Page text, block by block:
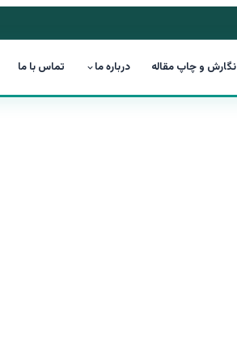
نگارش و چاپ مقاله درباره ما تماس با ما